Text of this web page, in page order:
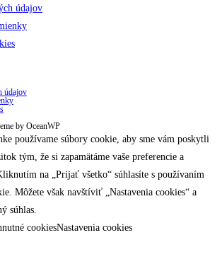
údajov
údajov
by OceanWP
používame súbory cookie, aby sme vám poskytli
tým, že si zapamätáme vaše preferencie a
na „Prijať všetko“ súhlasíte s používaním
Môžete však navštíviť „Nastavenia cookies“ a
súhlas.
cookiesNastavenia cookies